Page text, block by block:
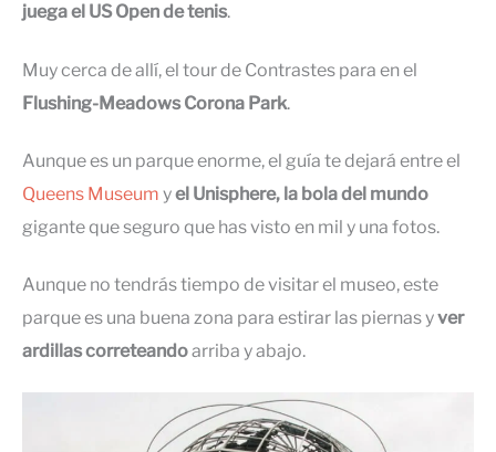
juega el US Open de tenis.
Muy cerca de allí, el tour de Contrastes para en el
Flushing-Meadows Corona Park.
Aunque es un parque enorme, el guía te dejará entre el
Queens Museum yel Unisphere, la bola del mundo
gigante que seguro que has visto en mil y una fotos.
Aunque no tendrás tiempo de visitar el museo, este
parque es una buena zona para estirar las piernas yver
ardillas correteandoarriba y abajo.